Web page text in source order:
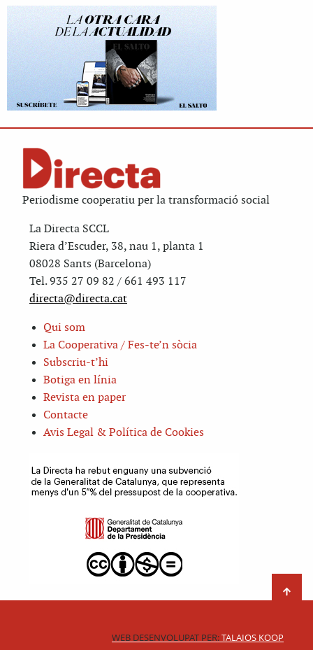
Periodisme cooperatiu per la transformació social
La Directa SCCL
Riera d’Escuder, 38, nau 1, planta 1
08028 Sants (Barcelona)
Tel. 935 27 09 82 / 661 493 117
directa@directa.cat
Qui som
La Cooperativa / Fes-te’n sòcia
Subscriu-t’hi
Botiga en línia
Revista en paper
Contacte
Avis Legal & Política de Cookies
WEB DESENVOLUPAT PER:TALAIOS KOOP